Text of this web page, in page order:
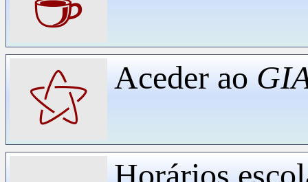
⚝ Aceder ao